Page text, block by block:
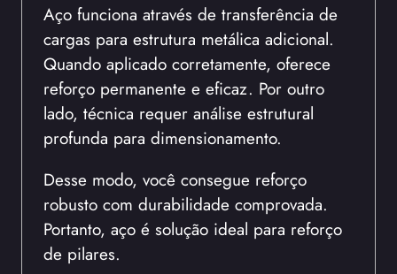
Aço funciona através de transferência de
cargas para estrutura metálica adicional.
Quando aplicado corretamente, oferece
reforço permanente e eficaz. Por outro
lado, técnica requer análise estrutural
profunda para dimensionamento.
Desse modo, você consegue reforço
robusto com durabilidade comprovada.
Portanto, aço é solução ideal para reforço
de pilares.